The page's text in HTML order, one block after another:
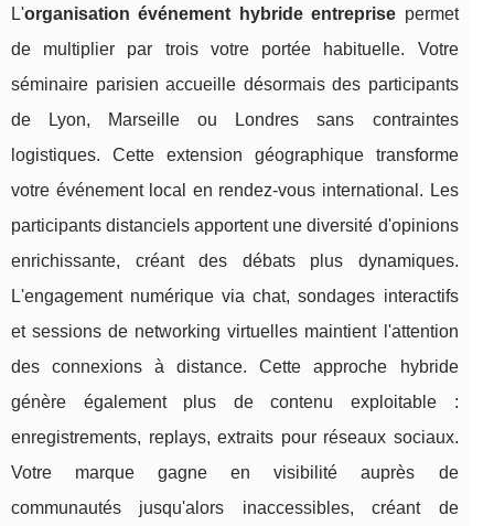
L'organisation événement hybride entreprise permet
de multiplier par trois votre portée habituelle. Votre
séminaire parisien accueille désormais des participants
de Lyon, Marseille ou Londres sans contraintes
logistiques. Cette extension géographique transforme
votre événement local en rendez-vous international. Les
participants distanciels apportent une diversité d'opinions
enrichissante, créant des débats plus dynamiques.
L'engagement numérique via chat, sondages interactifs
et sessions de networking virtuelles maintient l'attention
des connexions à distance. Cette approche hybride
génère également plus de contenu exploitable :
enregistrements, replays, extraits pour réseaux sociaux.
Votre marque gagne en visibilité auprès de
communautés jusqu'alors inaccessibles, créant de